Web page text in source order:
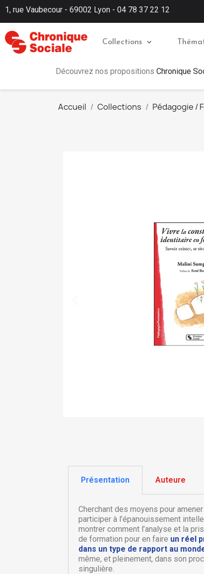
1, rue Vaubecour - 69002 Lyon - 04 78 37 22 12
Collections
Découvrez nos propositions Chronique
Accueil Collections Pédagogie /
Présentation Auteure
Cherchant des moyens pour
participer à l’épanouissement
montrer comment l’analyse et la
de formation pour en faire un réel
dans un type de rapport au
même, et pleinement, dans son
singulière.